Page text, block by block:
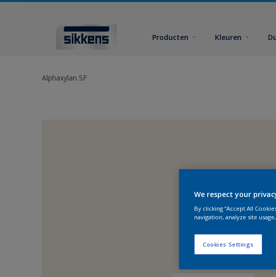
Producten Kleuren
Alphaxylan SF
We respect your
By clicking “Accept All
navigation, analyze site
Cookies Settings